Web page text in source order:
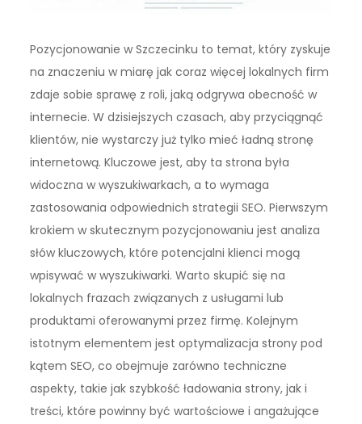
Pozycjonowanie w Szczecinku to temat, który zyskuje
na znaczeniu w miarę jak coraz więcej lokalnych firm
zdaje sobie sprawę z roli, jaką odgrywa obecność w
internecie. W dzisiejszych czasach, aby przyciągnąć
klientów, nie wystarczy już tylko mieć ładną stronę
internetową. Kluczowe jest, aby ta strona była
widoczna w wyszukiwarkach, a to wymaga
zastosowania odpowiednich strategii SEO. Pierwszym
krokiem w skutecznym pozycjonowaniu jest analiza
słów kluczowych, które potencjalni klienci mogą
wpisywać w wyszukiwarki. Warto skupić się na
lokalnych frazach związanych z usługami lub
produktami oferowanymi przez firmę. Kolejnym
istotnym elementem jest optymalizacja strony pod
kątem SEO, co obejmuje zarówno techniczne
aspekty, takie jak szybkość ładowania strony, jak i
treści, które powinny być wartościowe i angażujące